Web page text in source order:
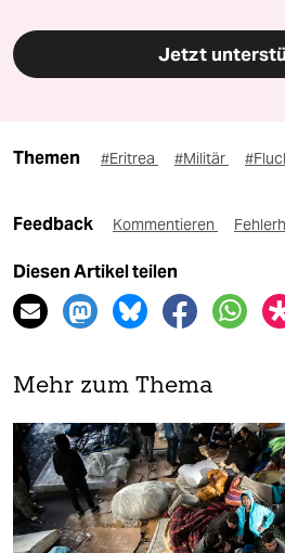
Jetzt
Themen #Eritrea #Militär
Feedback Kommentieren
Diesen Artikel teilen
Mehr zum Thema